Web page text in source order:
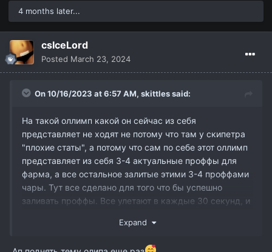
4 months later...
csIceLord
Posted March 23, 2024
On 10/16/2023 at 6:57 AM, skittlessaid:
На такой оллимп какой он сейчас из себя
представляет не ходят не потому что там у скипетра
"плохие статы", а потому что сам по себе этот оллимп
представляет из себя 3-4 актуальные проффы для
фарма, а все остальное залитые этими 3-4 проффами
чары. Тут все сделано для того что бы успешно
заливать проффы. Все улетают в каждые 30 секунд, и
того что не видно кто на каком месте, спрашивается?
Что реально можно сделать хорошего, так это
Expand